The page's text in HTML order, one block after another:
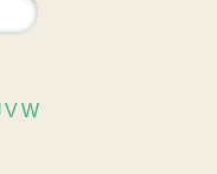
VW